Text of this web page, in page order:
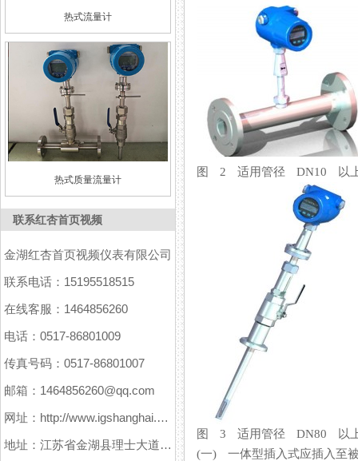
热式流量计
热式质量流量计
联系红杏首页视频
金湖红杏首页视频仪表有限公司
联系电话：15195518515
在线客服：1464856260
电话：0517-86801009
传真号码：0517-86801007
邮箱：1464856260@qq.com
网址：http://www.igshanghai.com
地址：江苏省金湖县理士大道61号
图 2 适用管径 DN10 以上
图 3 适用管径 DN80 以上
(一) 一体型插入式应插入至被测